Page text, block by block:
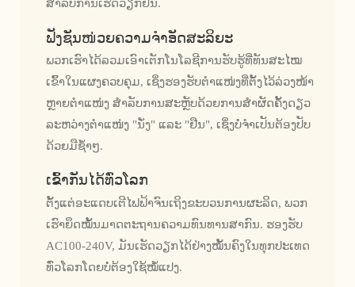
ສຳລັບການເຮັດວຽກຢືນ.
ຟັງຊັນໜ່ວຍຄວາມຈຳອັດສະລິຍະ
ພວກເຮົາໄດ້ລວມເອົາເຕັກໂນໂລຊີການຮັບຮູ້ທີ່ທັນສະໄໝ
ເຂົ້າໃນແຜງຄວບຄຸມ, ເຊິ່ງຮອງຮັບຕຳແໜ່ງທີ່ຕັ້ງໄວ້ລ່ວງໜ້າ
ຫຼາຍຕຳແໜ່ງ ສຳລັບການສະຫຼັບດ້ວຍການສຳຜັດຄັ້ງດຽວ
ລະຫວ່າງຕຳແໜ່ງ "ນັ່ງ" ແລະ "ຢືນ", ເຊິ່ງບໍ່ຈຳເປັນຕ້ອງປັບ
ດ້ວຍມືຊ້ຳໆ.
ເຂົ້າກັນໄດ້ທົ່ວໂລກ
ຕັ້ງແຕ່ອະແດບເຕີໄຟຟ້າຈົນເຖິງຂະບວນການຜະລິດ, ພວກ
ເຮົາຍຶດໝັ້ນມາດຕະຖານຄວາມທົນທານສາກົນ. ຮອງຮັບ
AC100-240V, ມັນເຮັດວຽກໄດ້ຢ່າງໝັ້ນຄົງໃນທຸກປະເທດ
ທົ່ວໂລກໂດຍບໍ່ຕ້ອງໃຊ້ໝໍ້ແປງ.